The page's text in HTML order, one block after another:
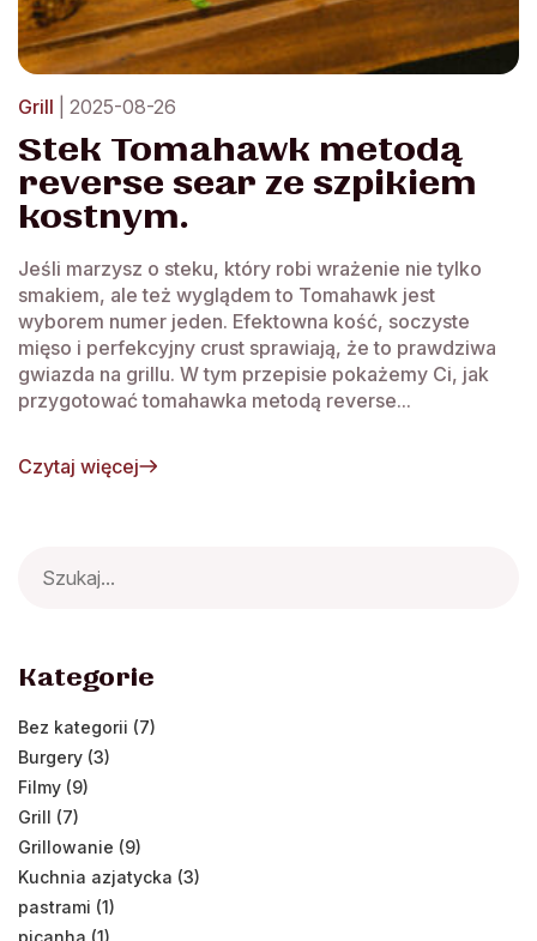
Grill | 2025-08-26
Stek Tomahawk metodą
reverse sear ze szpikiem
kostnym.
Jeśli marzysz o steku, który robi wrażenie nie tylko
smakiem, ale też wyglądem to Tomahawk jest
wyborem numer jeden. Efektowna kość, soczyste
mięso i perfekcyjny crust sprawiają, że to prawdziwa
gwiazda na grillu. W tym przepisie pokażemy Ci, jak
przygotować tomahawka metodą reverse...
Czytaj więcej
for:
Kategorie
Bez kategorii (7)
Burgery (3)
Filmy (9)
Grill (7)
Grillowanie (9)
Kuchnia azjatycka (3)
pastrami (1)
picanha (1)